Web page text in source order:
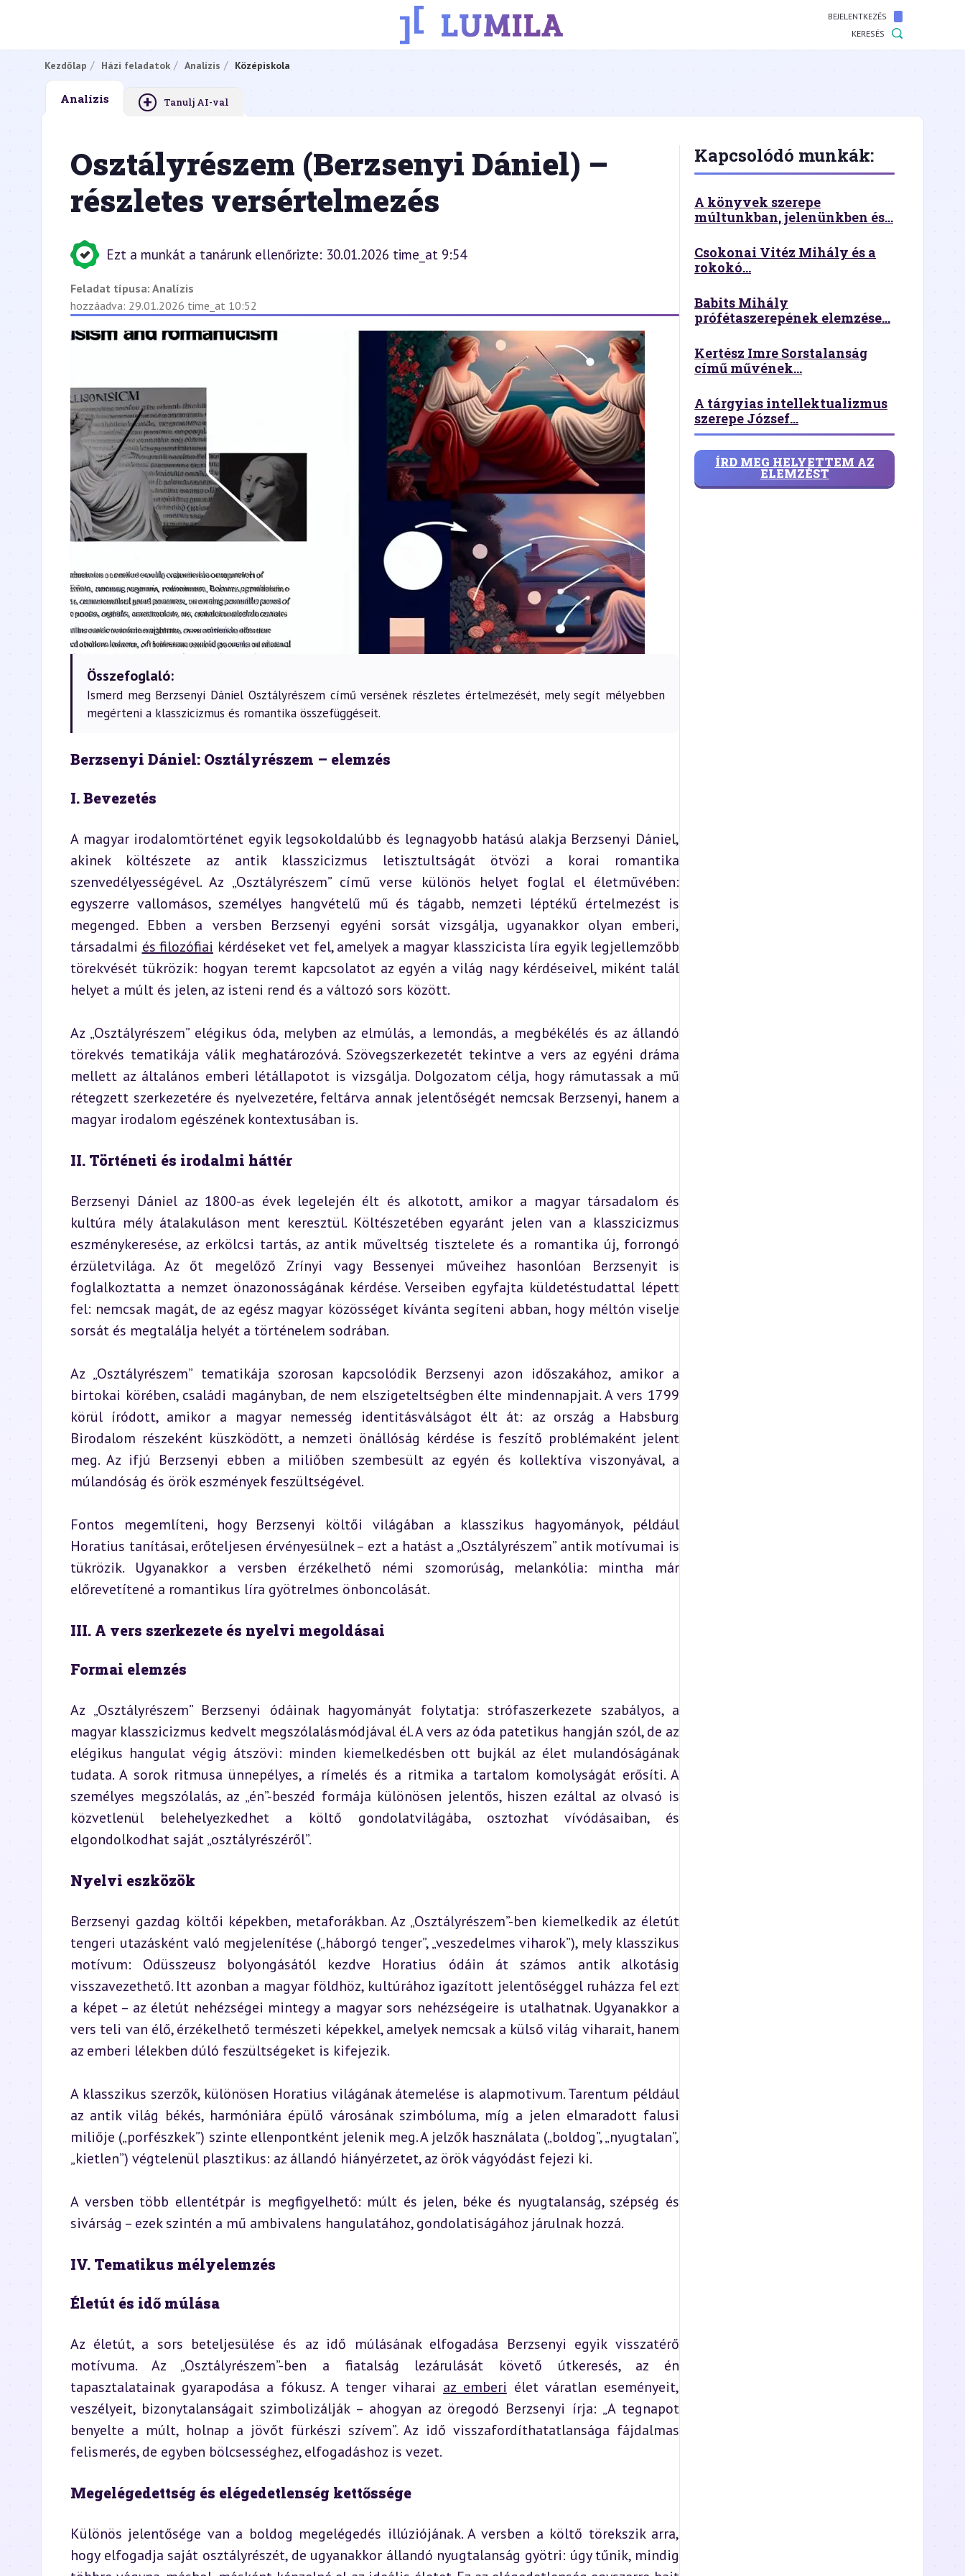
BEJELENTKEZÉS
KERESÉS
Kezdőlap Házi feladatok Analízis Középiskola
Analízis + Tanulj AI-val
Osztályrészem (Berzsenyi Dániel) –
részletes versértelmezés
Ezt a munkát a tanárunk ellenőrizte: 30.01.2026 time_at 9:54
Feladat típusa: Analízis
hozzáadva: 29.01.2026 time_at 10:52
Összefoglaló:
Ismerd meg Berzsenyi Dániel Osztályrészem című versének részletes értelmezését, mely segít mélyebben
megérteni a klasszicizmus és romantika összefüggéseit.
Berzsenyi Dániel: Osztályrészem – elemzés
I. Bevezetés
A magyar irodalomtörténet egyik legsokoldalúbb és legnagyobb hatású alakja Berzsenyi Dániel,
akinek költészete az antik klasszicizmus letisztultságát ötvözi a korai romantika
szenvedélyességével. Az „Osztályrészem” című verse különös helyet foglal el életművében:
egyszerre vallomásos, személyes hangvételű mű és tágabb, nemzeti léptékű értelmezést is
megenged. Ebben a versben Berzsenyi egyéni sorsát vizsgálja, ugyanakkor olyan emberi,
társadalmi és filozófiai kérdéseket vet fel, amelyek a magyar klasszicista líra egyik legjellemzőbb
törekvését tükrözik: hogyan teremt kapcsolatot az egyén a világ nagy kérdéseivel, miként talál
helyet a múlt és jelen, az isteni rend és a változó sors között.
Az „Osztályrészem” elégikus óda, melyben az elmúlás, a lemondás, a megbékélés és az állandó
törekvés tematikája válik meghatározóvá. Szövegszerkezetét tekintve a vers az egyéni dráma
mellett az általános emberi létállapotot is vizsgálja. Dolgozatom célja, hogy rámutassak a mű
rétegzett szerkezetére és nyelvezetére, feltárva annak jelentőségét nemcsak Berzsenyi, hanem a
magyar irodalom egészének kontextusában is.
II. Történeti és irodalmi háttér
Berzsenyi Dániel az 1800-as évek legelején élt és alkotott, amikor a magyar társadalom és
kultúra mély átalakuláson ment keresztül. Költészetében egyaránt jelen van a klasszicizmus
eszménykeresése, az erkölcsi tartás, az antik műveltség tisztelete és a romantika új, forrongó
érzületvilága. Az őt megelőző Zrínyi vagy Bessenyei műveihez hasonlóan Berzsenyit is
foglalkoztatta a nemzet önazonosságának kérdése. Verseiben egyfajta küldetéstudattal lépett
fel: nemcsak magát, de az egész magyar közösséget kívánta segíteni abban, hogy méltón viselje
sorsát és megtalálja helyét a történelem sodrában.
Az „Osztályrészem” tematikája szorosan kapcsolódik Berzsenyi azon időszakához, amikor a
birtokai körében, családi magányban, de nem elszigeteltségben élte mindennapjait. A vers 1799
körül íródott, amikor a magyar nemesség identitásválságot élt át: az ország a Habsburg
Birodalom részeként küszködött, a nemzeti önállóság kérdése is feszítő problémaként jelent
meg. Az ifjú Berzsenyi ebben a miliőben szembesült az egyén és kollektíva viszonyával, a
múlandóság és örök eszmények feszültségével.
Fontos megemlíteni, hogy Berzsenyi költői világában a klasszikus hagyományok, például
Horatius tanításai, erőteljesen érvényesülnek – ezt a hatást a „Osztályrészem” antik motívumai is
tükrözik. Ugyanakkor a versben érzékelhető némi szomorúság, melankólia: mintha már
előrevetítené a romantikus líra gyötrelmes önboncolását.
III. A vers szerkezete és nyelvi megoldásai
Formai elemzés
Az „Osztályrészem” Berzsenyi ódáinak hagyományát folytatja: strófaszerkezete szabályos, a
magyar klasszicizmus kedvelt megszólalásmódjával él. A vers az óda patetikus hangján szól, de az
elégikus hangulat végig átszövi: minden kiemelkedésben ott bujkál az élet mulandóságának
tudata. A sorok ritmusa ünnepélyes, a rímelés és a ritmika a tartalom komolyságát erősíti. A
személyes megszólalás, az „én”-beszéd formája különösen jelentős, hiszen ezáltal az olvasó is
közvetlenül belehelyezkedhet a költő gondolatvilágába, osztozhat vívódásaiban, és
elgondolkodhat saját „osztályrészéről”.
Nyelvi eszközök
Berzsenyi gazdag költői képekben, metaforákban. Az „Osztályrészem”-ben kiemelkedik az életút
tengeri utazásként való megjelenítése („háborgó tenger”, „veszedelmes viharok”), mely klasszikus
motívum: Odüsszeusz bolyongásától kezdve Horatius ódáin át számos antik alkotásig
visszavezethető. Itt azonban a magyar földhöz, kultúrához igazított jelentőséggel ruházza fel ezt
a képet – az életút nehézségei mintegy a magyar sors nehézségeire is utalhatnak. Ugyanakkor a
vers teli van élő, érzékelhető természeti képekkel, amelyek nemcsak a külső világ viharait, hanem
az emberi lélekben dúló feszültségeket is kifejezik.
A klasszikus szerzők, különösen Horatius világának átemelése is alapmotivum. Tarentum például
az antik világ békés, harmóniára épülő városának szimbóluma, míg a jelen elmaradott falusi
miliője („porfészkek”) szinte ellenpontként jelenik meg. A jelzők használata („boldog”, „nyugtalan”,
„kietlen”) végtelenül plasztikus: az állandó hiányérzetet, az örök vágyódást fejezi ki.
A versben több ellentétpár is megfigyelhető: múlt és jelen, béke és nyugtalanság, szépség és
sivárság – ezek szintén a mű ambivalens hangulatához, gondolatiságához járulnak hozzá.
IV. Tematikus mélyelemzés
Életút és idő múlása
Az életút, a sors beteljesülése és az idő múlásának elfogadása Berzsenyi egyik visszatérő
motívuma. Az „Osztályrészem”-ben a fiatalság lezárulását követő útkeresés, az én
tapasztalatainak gyarapodása a fókusz. A tenger viharai az emberi élet váratlan eseményeit,
veszélyeit, bizonytalanságait szimbolizálják – ahogyan az öregodó Berzsenyi írja: „A tegnapot
benyelte a múlt, holnap a jövőt fürkészi szívem”. Az idő visszafordíthatatlansága fájdalmas
felismerés, de egyben bölcsességhez, elfogadáshoz is vezet.
Megelégedettség és elégedetlenség kettőssége
Különös jelentősége van a boldog megelégedés illúziójának. A versben a költő törekszik arra,
hogy elfogadja saját osztályrészét, de ugyanakkor állandó nyugtalanság gyötri: úgy tűnik, mindig
Kapcsolódó munkák:
A könyvek szerepe
múltunkban, jelenünkben és...
Csokonai Vitéz Mihály és a
rokokó...
Babits Mihály
prófétaszerepének elemzése...
Kertész Imre Sorstalanság
című művének...
A tárgyias intellektualizmus
szerepe József...
ÍRD MEG HELYETTEM AZ
ELEMZÉST